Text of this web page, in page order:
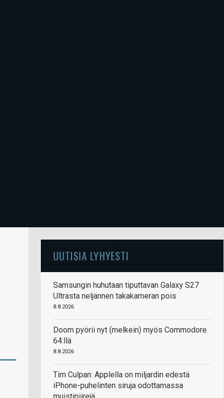
UUTISIA LYHYESTI
Samsungin huhutaan tiputtavan Galaxy S27
Ultrasta neljännen takakameran pois
8.8.2026
Doom pyörii nyt (melkein) myös Commodore
64:llä
8.8.2026
Tim Culpan: Applella on miljardin edestä
iPhone-puhelinten siruja odottamassa